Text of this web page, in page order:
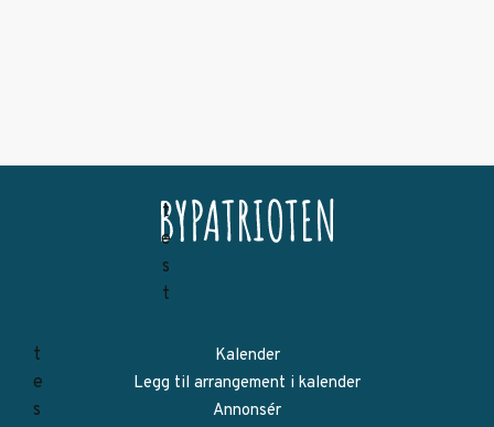
Kalender
Legg til arrangement i kalender
Annonsér